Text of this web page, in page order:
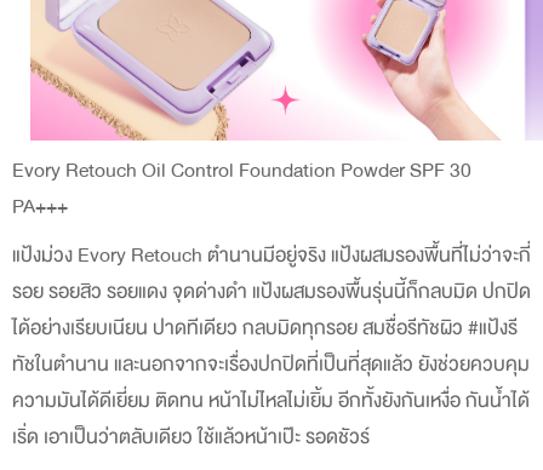
Evory Retouch Oil Control Foundation Powder SPF 30
PA+++
แป้งม่วง Evory Retouch ตำนานมีอยู่จริง แป้งผสมรองพื้นที่ไม่ว่าจะกี่
รอย รอยสิว รอยแดง จุดด่างดำ แป้งผสมรองพื้นรุ่นนี้ก็กลบมิด ปกปิด
ได้อย่างเรียบเนียน ปาดทีเดียว กลบมิดทุกรอย สมชื่อรีทัชผิว #แป้งรี
ทัชในตำนาน และนอกจากจะเรื่องปกปิดที่เป็นที่สุดแล้ว ยังช่วยควบคุม
ความมันได้ดีเยี่ยม ติดทน หน้าไม่ไหลไม่เยิ้ม อีกทั้งยังกันเหงื่อ กันน้ำได้
เริ่ด เอาเป็นว่าตลับเดียว ใช้แล้วหน้าเป๊ะ รอดชัวร์